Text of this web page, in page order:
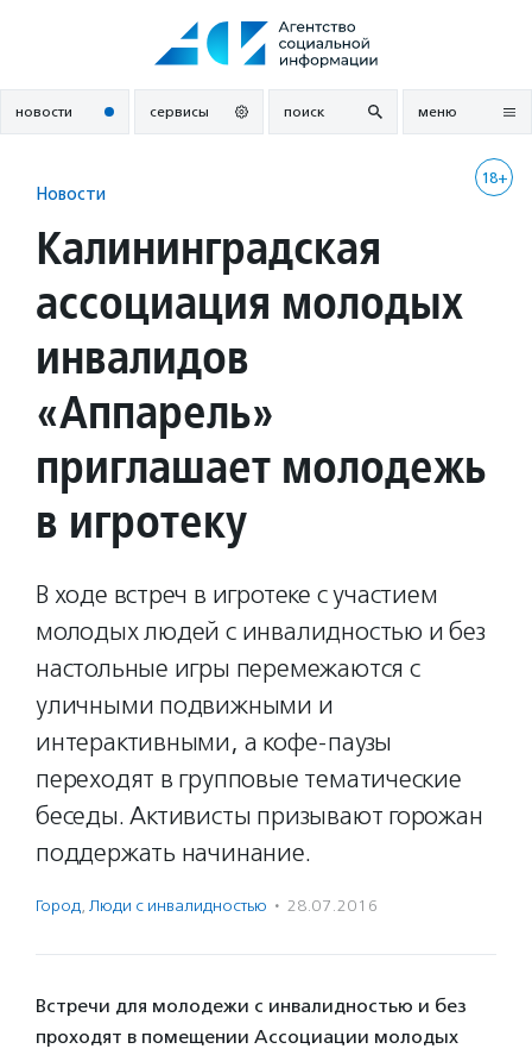
новости сервисы поиск меню
18+
Новости
Калининградская
ассоциация молодых
инвалидов
«Аппарель»
приглашает молодежь
в игротеку
В ходе встреч в игротеке с участием
молодых людей с инвалидностью и без
настольные игры перемежаются с
уличными подвижными и
интерактивными, а кофе-паузы
переходят в групповые тематические
беседы. Активисты призывают горожан
поддержать начинание.
Город, Люди с инвалидностью · 28.07.2016
Встречи для молодежи с инвалидностью и без
проходят в помещении Ассоциации молодых